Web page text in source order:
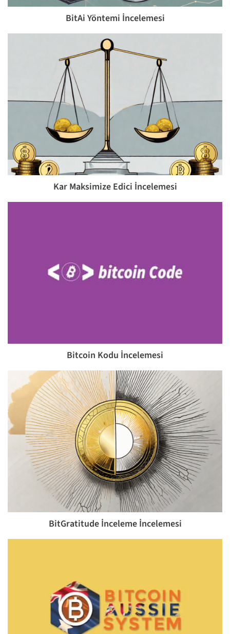
BitAi Yöntemi İncelemesi
Kar Maksimize Edici İncelemesi
Bitcoin Kodu İncelemesi
BitGratitude İnceleme İncelemesi